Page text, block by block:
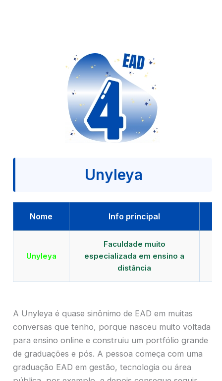
Unyleya
Nome Info principal
Unyleya
Faculdade muito
especializada em ensino a
distância
A Unyleya é quase sinônimo de EAD em muitas
conversas que tenho, porque nasceu muito voltada
para ensino online e construiu um portfólio grande
de graduações e pós. A pessoa começa com uma
graduação EAD em gestão, tecnologia ou área